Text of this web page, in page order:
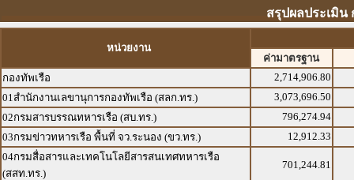
สรุปผลประเมิน
หน่วยงาน
ค่ามาตรฐาน
กองทัพเรือ
2,714,906.80
01สำนักงานเลขานุการกองทัพเรือ (สลก.ทร.)
3,073,696.50
02กรมสารบรรณทหารเรือ (สบ.ทร.)
796,274.94
03กรมข่าวทหารเรือ พื้นที่ จว.ระนอง (ขว.ทร.)
12,912.33
04กรมสื่อสารและเทคโนโลยีสารสนเทศทหารเรือ
(สสท.ทร.)
701,244.81